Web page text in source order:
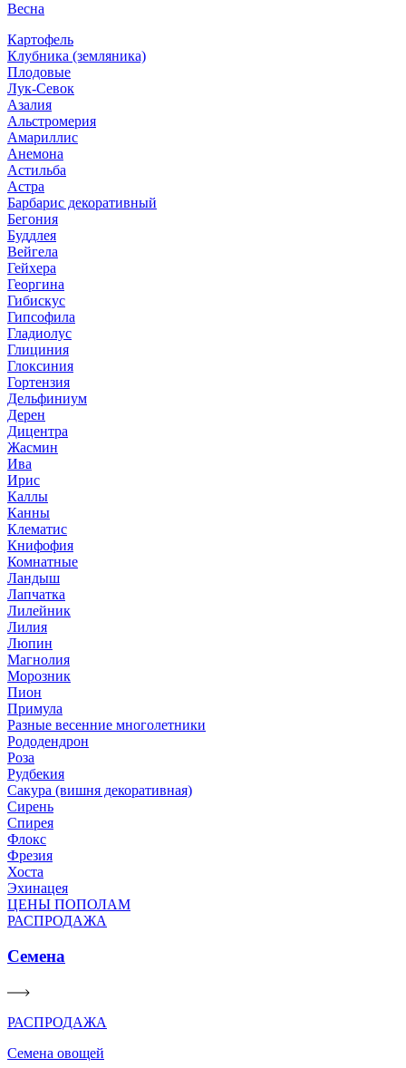
Весна
Картофель
Клубника (земляника)
Плодовые
Лук-Севок
Азалия
Альстромерия
Амариллис
Анемона
Астильба
Астра
Барбарис декоративный
Бегония
Буддлея
Вейгела
Гейхера
Георгина
Гибискус
Гипсофила
Гладиолус
Глициния
Глоксиния
Гортензия
Дельфиниум
Дерен
Дицентра
Жасмин
Ива
Ирис
Каллы
Канны
Клематис
Книфофия
Комнатные
Ландыш
Лапчатка
Лилейник
Лилия
Люпин
Магнолия
Морозник
Пион
Примула
Разные весенние многолетники
Рододендрон
Роза
Рудбекия
Сакура (вишня декоративная)
Сирень
Спирея
Флокс
Фрезия
Хоста
Эхинацея
ЦЕНЫ ПОПОЛАМ
РАСПРОДАЖА
Семена
РАСПРОДАЖА
Семена овощей